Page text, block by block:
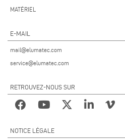
MATÉRIEL
E-MAIL
mail@elumatec.com
service@elumatec.com
RETROUVEZ-NOUS SUR
NOTICE LÉGALE